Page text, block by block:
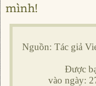
mình!
Nguồn: Tác giả
Được
vào ngày: